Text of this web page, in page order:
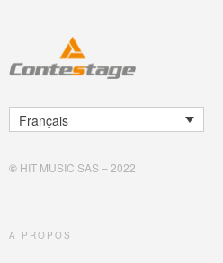
Français
© HIT MUSIC SAS – 2022
A PROPOS